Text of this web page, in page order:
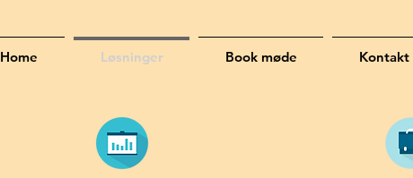
Home Løsninger Book møde Kontakt